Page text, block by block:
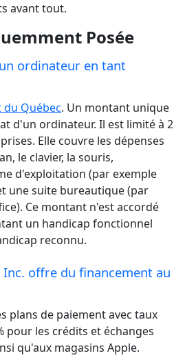
avant tout.
Posée
ordinateur en tant
Québec. Un montant unique
d'un ordinateur. Il est limité à 2
Elle couvre les dépenses
le clavier, la souris,
d'exploitation (par exemple
une suite bureautique (par
Ce montant n'est accordé
un handicap fonctionnel
reconnu.
Inc. offre du financement au
plans de paiement avec taux
pour les crédits et échanges
qu'aux magasins Apple.